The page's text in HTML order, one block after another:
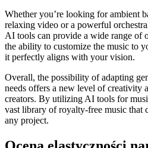
Whether you’re looking for ambient
relaxing video or a powerful
AI tools can provide a wide range of
the ability to customize the music to
it perfectly aligns with your vision.
Overall, the possibility of adapting
needs offers a new level of creativity
creators. By utilizing AI tools for
vast library of royalty-free music that
any project.